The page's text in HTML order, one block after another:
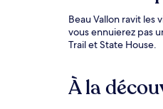
Beau Vallon ravit les
vous ennuierez pas
Trail et State House.
À la